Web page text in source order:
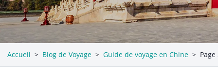
Accueil > Blog de Voyage > Guide de voyage en Chine > Page